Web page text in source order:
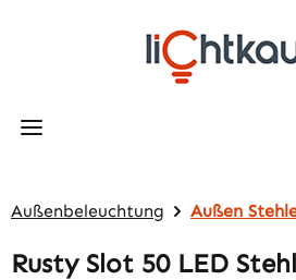
Zum Hauptinhalt springen
Außenbeleuchtung Außen
Rusty Slot 50 LED